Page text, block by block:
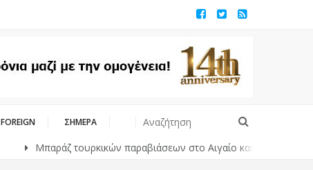
FOREIGN ΣΗΜΕΡΑ
Μπαράζ τουρκικών παραβιάσεων στο Αιγαίο και εμπλοκή με